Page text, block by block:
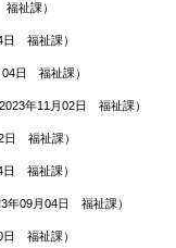
福祉課）
福祉課）
日 福祉課）
2023年11月02日 福祉課）
日 福祉課）
福祉課）
年09月04日 福祉課）
福祉課）